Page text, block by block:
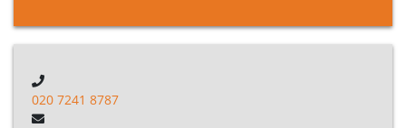
020 7241 8787